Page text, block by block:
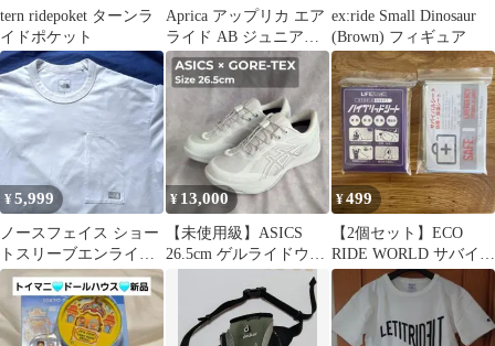
tern ridepoket ターンラ
イドポケット
Aprica アップリカ エア
ライド AB ジュニアシ
ート
ex:ride Small Dinosaur
(Brown) フィギュア
¥5,999
ノースフェイス ショー
トスリーブエンライド
ティー Tシャツ 白色 ホ
ワイト
¥ 13,000
【未使用級】ASICS
26.5cm ゲルライドウォ
ークGTX 2 アシックス
¥499
【2個セット】ECO
RIDE WORLD サバイバ
ルシート 防寒保温シー
ト